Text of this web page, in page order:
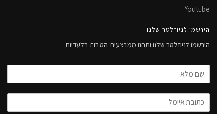
Youtube
הירשמו לניוזלטר שלנו
הירשמו לניוזלטר שלנו ותהנו ממבצעים והטבות בלעדיות